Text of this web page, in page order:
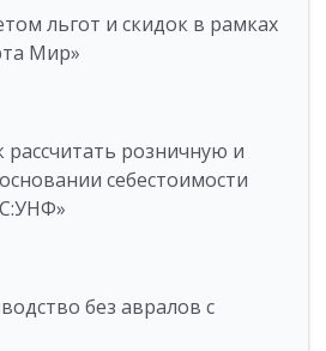
льгот и скидок в рамках
Мир»
рассчитать розничную и
себестоимости
без авралов с